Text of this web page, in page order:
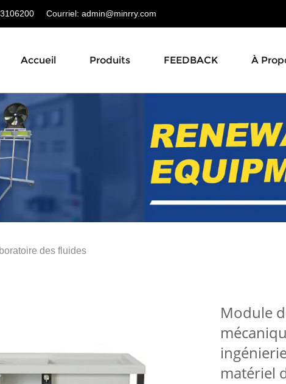
Courriel: admin@minrry.com
Accueil Produits FEEDBACK À
des fluides
Module
matériel